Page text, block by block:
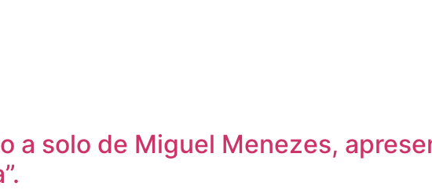
a solo de Miguel Menezes,